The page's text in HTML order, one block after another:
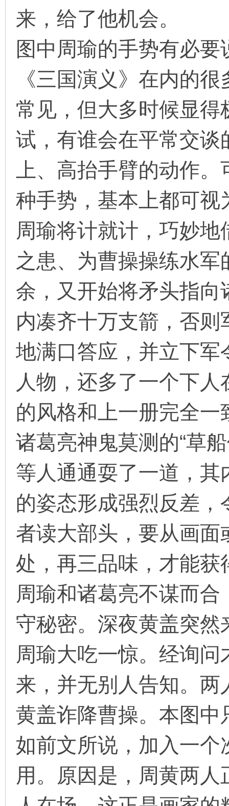
来，给了他机会。
图中周瑜的手势有必
《三国演义》在内的
常见，但大多时候显
试，有谁会在平常交
上、高抬手臂的动作
种手势，基本上都可视
周瑜将计就计，巧妙
之患、为曹操操练水
余，又开始将矛头指
内凑齐十万支箭，否
地满口答应，并立下
人物，还多了一个下
的风格和上一册完全
诸葛亮神鬼莫测的“草
等人通通耍了一道，
的姿态形成强烈反差
者读大部头，要从画
处，再三品味，才能获
周瑜和诸葛亮不谋而
守秘密。深夜黄盖突
周瑜大吃一惊。经询
来，并无别人告知。两
黄盖诈降曹操。本图
如前文所说，加入一
用。原因是，周黄两